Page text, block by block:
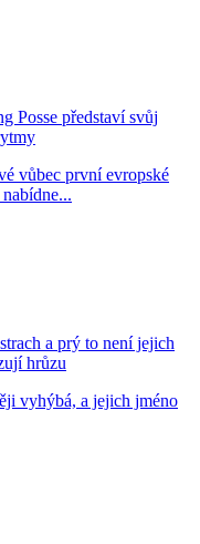
Posse představí svůj
vůbec první evropské
a prý to není jejich
hrůzu
vyhýbá, a jejich jméno